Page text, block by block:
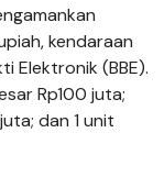
kendaraan
Elektronik (BBE).
Rp100 juta;
dan 1 unit